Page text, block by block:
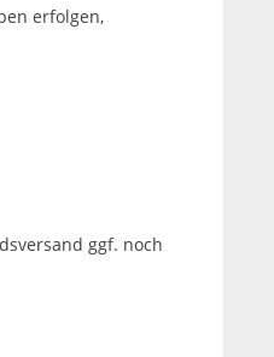
erfolgen,
ggf. noch